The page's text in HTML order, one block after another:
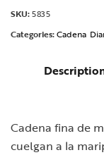
SKU:5835
Categories:Cadena
Cadena fina de
cuelgan a la